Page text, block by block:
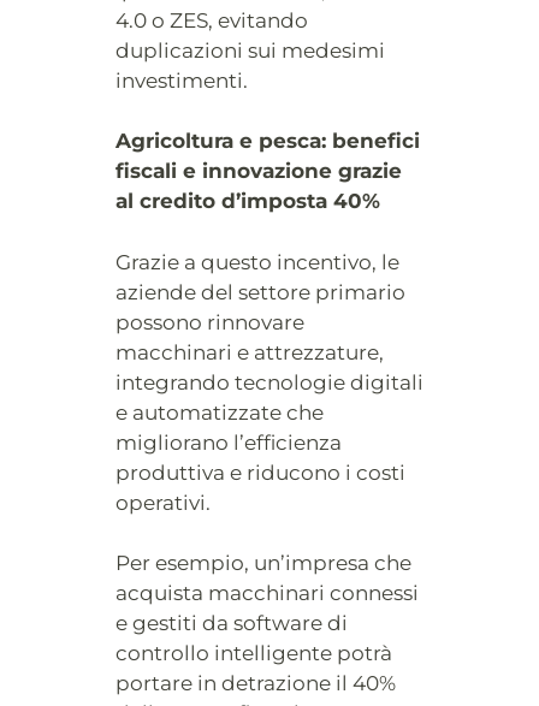
4.0 o ZES, evitando
duplicazioni sui medesimi
investimenti.
Agricoltura e pesca: benefici
fiscali e innovazione grazie
al credito d’imposta 40%
Grazie a questo incentivo, le
aziende del settore primario
possono rinnovare
macchinari e attrezzature,
integrando tecnologie digitali
e automatizzate che
migliorano l’efficienza
produttiva e riducono i costi
operativi.
Per esempio, un’impresa che
acquista macchinari connessi
e gestiti da software di
controllo intelligente potrà
portare in detrazione il 40%